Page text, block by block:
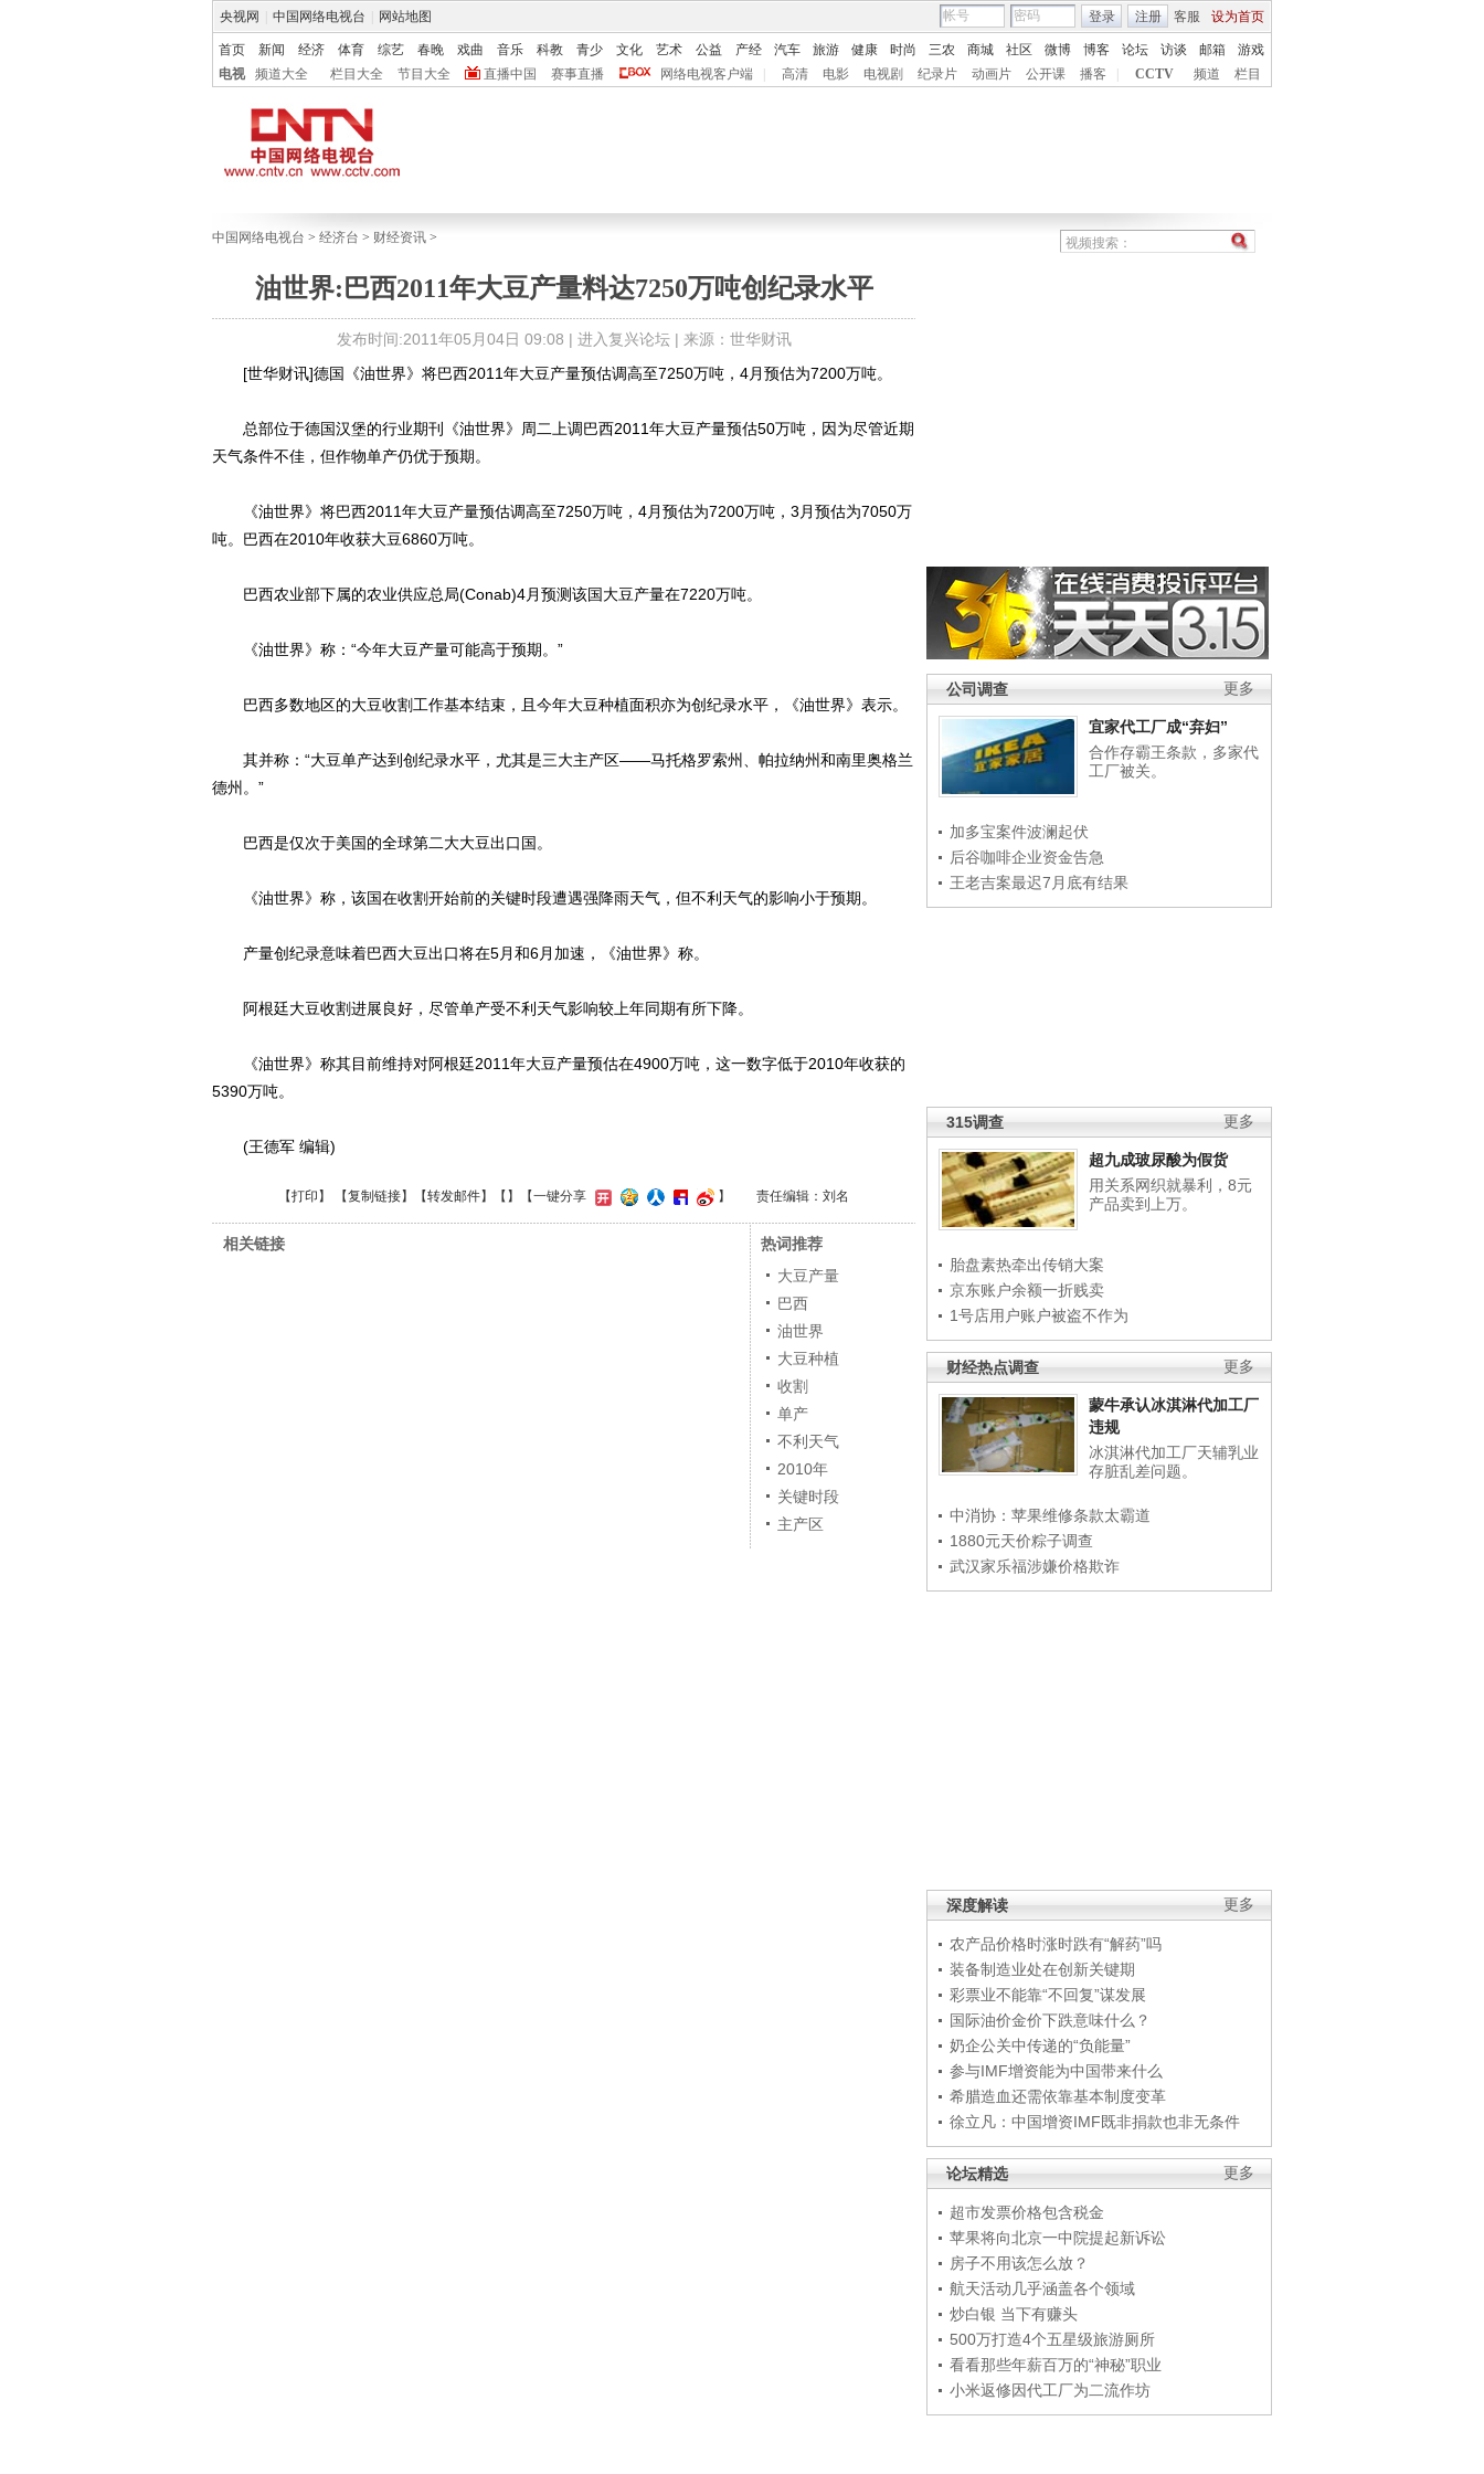
央视网 中国网络电视台 网站地图 客服 设为首页
登录 注册
首页 新闻 经济 体育 综艺 春晚 戏曲 音乐 科教 青少 文化 艺术 公益 产经 汽车 旅游 健康 时尚 三农 商城 社区 微博 博客 论坛 访谈 邮箱
游戏
电视
频道大全 栏目大全 节目大全 直播中国 赛事直播 网络电视客户端 高清 电影 电视剧 纪录片 动画片 公开课 播客 CCTV 频道 栏目
中国网络电视台 > 经济台 > 财经资讯 >
油世界:巴西2011年大豆产量料达7250万吨创纪录水平
发布时间:2011年05月04日 09:08 | 进入复兴论坛| 来源：世华财讯
更多
公司调查
宜家代工厂成“弃妇”
合作存霸王条款，多家代
工厂被关。
加多宝案件波澜起伏
后谷咖啡企业资金告急
王老吉案最迟7月底有结果
更多
315调查
超九成玻尿酸为假货
用关系网织就暴利，8元
产品卖到上万。
胎盘素热牵出传销大案
京东账户余额一折贱卖
1号店用户账户被盗不作为
更多
财经热点调查
蒙牛承认冰淇淋代加工厂
违规
冰淇淋代加工厂天辅乳业
存脏乱差问题。
中消协：苹果维修条款太霸道
1880元天价粽子调查
武汉家乐福涉嫌价格欺诈
更多
深度解读
农产品价格时涨时跌有“解药”吗
装备制造业处在创新关键期
彩票业不能靠“不回复”谋发展
国际油价金价下跌意味什么？
奶企公关中传递的“负能量”
参与IMF增资能为中国带来什么
希腊造血还需依靠基本制度变革
徐立凡：中国增资IMF既非捐款也非无条件
更多
论坛精选
超市发票价格包含税金
苹果将向北京一中院提起新诉讼
房子不用该怎么放？
航天活动几乎涵盖各个领域
炒白银 当下有赚头
500万打造4个五星级旅游厕所
看看那些年薪百万的“神秘”职业
小米返修因代工厂为二流作坊
[世华财讯]德国《油世界》将巴西2011年大豆产量预估调高至7250万吨，4月预估为7200万吨。
总部位于德国汉堡的行业期刊《油世界》周二上调巴西2011年大豆产量预估50万吨，因为尽管近期
天气条件不佳，但作物单产仍优于预期。
《油世界》将巴西2011年大豆产量预估调高至7250万吨，4月预估为7200万吨，3月预估为7050万
吨。巴西在2010年收获大豆6860万吨。
巴西农业部下属的农业供应总局(Conab)4月预测该国大豆产量在7220万吨。
《油世界》称：“今年大豆产量可能高于预期。”
巴西多数地区的大豆收割工作基本结束，且今年大豆种植面积亦为创纪录水平，《油世界》表示。
其并称：“大豆单产达到创纪录水平，尤其是三大主产区——马托格罗索州、帕拉纳州和南里奥格兰
德州。”
巴西是仅次于美国的全球第二大大豆出口国。
《油世界》称，该国在收割开始前的关键时段遭遇强降雨天气，但不利天气的影响小于预期。
产量创纪录意味着巴西大豆出口将在5月和6月加速，《油世界》称。
阿根廷大豆收割进展良好，尽管单产受不利天气影响较上年同期有所下降。
《油世界》称其目前维持对阿根廷2011年大豆产量预估在4900万吨，这一数字低于2010年收获的
5390万吨。
(王德军 编辑)
【打印 】 【复制链接】【转发邮件】【 】 【一键分享 】 责任编辑：刘名
相关链接
热词推荐
大豆产量
巴西
油世界
大豆种植
收割
单产
不利天气
2010年
关键时段
主产区